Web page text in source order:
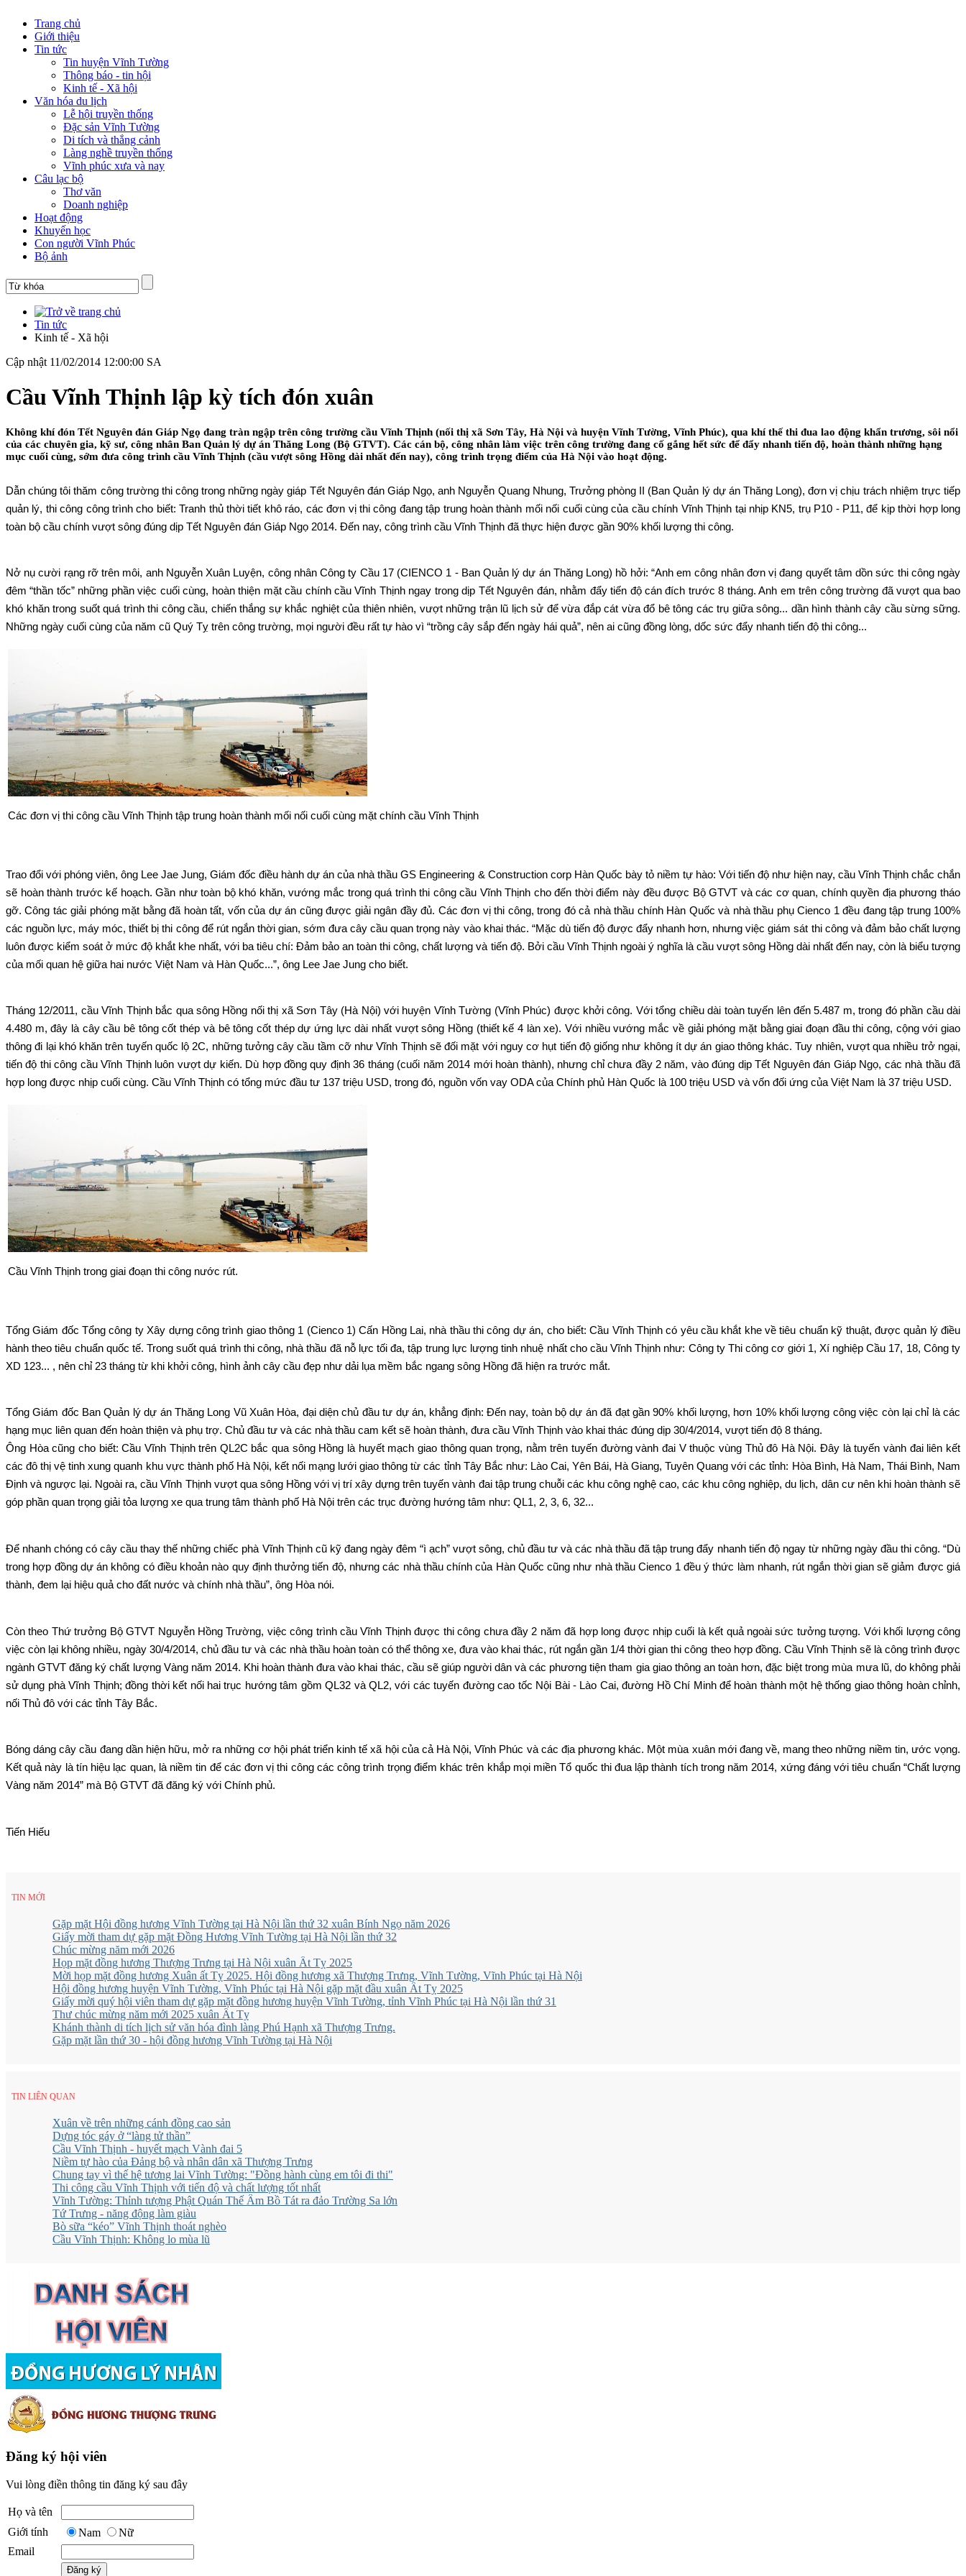
Trang chủ
Giới thiệu
Tin tức
Tin huyện Vĩnh Tường
Thông báo - tin hội
Kinh tế - Xã hội
Văn hóa du lịch
Lễ hội truyền thống
Đặc sản Vĩnh Tường
Di tích và thắng cảnh
Làng nghề truyền thống
Vĩnh phúc xưa và nay
Câu lạc bộ
Thơ văn
Doanh nghiệp
Hoạt động
Khuyến học
Con người Vĩnh Phúc
Bộ ảnh
Tin tức
Kinh tế - Xã hội
Cập nhật 11/02/2014 12:00:00 SA
Cầu Vĩnh Thịnh lập kỳ tích đón xuân
Không khí đón Tết Nguyên đán Giáp Ngọ đang tràn ngập trên công trường cầu Vĩnh Thịnh (nối thị xã Sơn Tây, Hà Nội và huyện Vĩnh Tường, Vĩnh Phúc), qua khí thế thi đua lao động khẩn trương, sôi nổi
của các chuyên gia, kỹ sư, công nhân Ban Quản lý dự án Thăng Long (Bộ GTVT). Các cán bộ, công nhân làm việc trên công trường đang cố gắng hết sức để đẩy nhanh tiến độ, hoàn thành những hạng
mục cuối cùng, sớm đưa công trình cầu Vĩnh Thịnh (cầu vượt sông Hồng dài nhất đến nay), công trình trọng điểm của Hà Nội vào hoạt động.
Dẫn chúng tôi thăm công trường thi công trong những ngày giáp Tết Nguyên đán Giáp Ngọ, anh Nguyễn Quang Nhung, Trưởng phòng II (Ban Quản lý dự án Thăng Long), đơn vị chịu trách nhiệm trực tiếp
quản lý, thi công công trình cho biết: Tranh thủ thời tiết khô ráo, các đơn vị thi công đang tập trung hoàn thành mối nối cuối cùng của cầu chính Vĩnh Thịnh tại nhịp KN5, trụ P10 - P11, để kịp thời hợp long
toàn bộ cầu chính vượt sông đúng dịp Tết Nguyên đán Giáp Ngọ 2014. Đến nay, công trình cầu Vĩnh Thịnh đã thực hiện được gần 90% khối lượng thi công.
Nở nụ cười rạng rỡ trên môi, anh Nguyễn Xuân Luyện, công nhân Công ty Cầu 17 (CIENCO 1 - Ban Quản lý dự án Thăng Long) hồ hởi: “Anh em công nhân đơn vị đang quyết tâm dồn sức thi công ngày
đêm “thần tốc” những phần việc cuối cùng, hoàn thiện mặt cầu chính cầu Vĩnh Thịnh ngay trong dịp Tết Nguyên đán, nhằm đẩy tiến độ cán đích trước 8 tháng. Anh em trên công trường đã vượt qua bao
khó khăn trong suốt quá trình thi công cầu, chiến thắng sự khắc nghiệt của thiên nhiên, vượt những trận lũ lịch sử để vừa đắp cát vừa đổ bê tông các trụ giữa sông... dần hình thành cây cầu sừng sững.
Những ngày cuối cùng của năm cũ Quý Tỵ trên công trường, mọi người đều rất tự hào vì “trồng cây sắp đến ngày hái quả”, nên ai cũng đồng lòng, dốc sức đẩy nhanh tiến độ thi công...
Các đơn vị thi công cầu Vĩnh Thịnh tập trung hoàn thành mối nối cuối cùng mặt chính cầu Vĩnh Thịnh
Trao đổi với phóng viên, ông Lee Jae Jung, Giám đốc điều hành dự án của nhà thầu GS Engineering & Construction corp Hàn Quốc bày tỏ niềm tự hào: Với tiến độ như hiện nay, cầu Vĩnh Thịnh chắc chắn
sẽ hoàn thành trước kế hoạch. Gần như toàn bộ khó khăn, vướng mắc trong quá trình thi công cầu Vĩnh Thịnh cho đến thời điểm này đều được Bộ GTVT và các cơ quan, chính quyền địa phương tháo
gỡ. Công tác giải phóng mặt bằng đã hoàn tất, vốn của dự án cũng được giải ngân đầy đủ. Các đơn vị thi công, trong đó cả nhà thầu chính Hàn Quốc và nhà thầu phụ Cienco 1 đều đang tập trung 100%
các nguồn lực, máy móc, thiết bị thi công để rút ngắn thời gian, sớm đưa cây cầu quan trọng này vào khai thác. “Mặc dù tiến độ được đẩy nhanh hơn, nhưng việc giám sát thi công và đảm bảo chất lượng
luôn được kiểm soát ở mức độ khắt khe nhất, với ba tiêu chí: Đảm bảo an toàn thi công, chất lượng và tiến độ. Bởi cầu Vĩnh Thịnh ngoài ý nghĩa là cầu vượt sông Hồng dài nhất đến nay, còn là biểu tượng
của mối quan hệ giữa hai nước Việt Nam và Hàn Quốc...”, ông Lee Jae Jung cho biết.
Tháng 12/2011, cầu Vĩnh Thịnh bắc qua sông Hồng nối thị xã Sơn Tây (Hà Nội) với huyện Vĩnh Tường (Vĩnh Phúc) được khởi công. Với tổng chiều dài toàn tuyến lên đến 5.487 m, trong đó phần cầu dài
4.480 m, đây là cây cầu bê tông cốt thép và bê tông cốt thép dự ứng lực dài nhất vượt sông Hồng (thiết kế 4 làn xe). Với nhiều vướng mắc về giải phóng mặt bằng giai đoạn đầu thi công, cộng với giao
thông đi lại khó khăn trên tuyến quốc lộ 2C, những tưởng cây cầu tầm cỡ như Vĩnh Thịnh sẽ đối mặt với nguy cơ hụt tiến độ giống như không ít dự án giao thông khác. Tuy nhiên, vượt qua nhiều trở ngại,
tiến độ thi công cầu Vĩnh Thịnh luôn vượt dự kiến. Dù hợp đồng quy định 36 tháng (cuối năm 2014 mới hoàn thành), nhưng chỉ chưa đầy 2 năm, vào đúng dịp Tết Nguyên đán Giáp Ngọ, các nhà thầu đã
hợp long được nhịp cuối cùng. Cầu Vĩnh Thịnh có tổng mức đầu tư 137 triệu USD, trong đó, nguồn vốn vay ODA của Chính phủ Hàn Quốc là 100 triệu USD và vốn đối ứng của Việt Nam là 37 triệu USD.
Cầu Vĩnh Thịnh trong giai đoạn thi công nước rút.
Tổng Giám đốc Tổng công ty Xây dựng công trình giao thông 1 (Cienco 1) Cấn Hồng Lai, nhà thầu thi công dự án, cho biết: Cầu Vĩnh Thịnh có yêu cầu khắt khe về tiêu chuẩn kỹ thuật, được quản lý điều
hành theo tiêu chuẩn quốc tế. Trong suốt quá trình thi công, nhà thầu đã nỗ lực tối đa, tập trung lực lượng tinh nhuệ nhất cho cầu Vĩnh Thịnh như: Công ty Thi công cơ giới 1, Xí nghiệp Cầu 17, 18, Công ty
XD 123... , nên chỉ 23 tháng từ khi khởi công, hình ảnh cây cầu đẹp như dải lụa mềm bắc ngang sông Hồng đã hiện ra trước mắt.
Tổng Giám đốc Ban Quản lý dự án Thăng Long Vũ Xuân Hòa, đại diện chủ đầu tư dự án, khẳng định: Đến nay, toàn bộ dự án đã đạt gần 90% khối lượng, hơn 10% khối lượng công việc còn lại chỉ là các
hạng mục liên quan đến hoàn thiện và phụ trợ. Chủ đầu tư và các nhà thầu cam kết sẽ hoàn thành, đưa cầu Vĩnh Thịnh vào khai thác đúng dịp 30/4/2014, vượt tiến độ 8 tháng.
Ông Hòa cũng cho biết: Cầu Vĩnh Thịnh trên QL2C bắc qua sông Hồng là huyết mạch giao thông quan trọng, nằm trên tuyến đường vành đai V thuộc vùng Thủ đô Hà Nội. Đây là tuyến vành đai liên kết
các đô thị vệ tinh xung quanh khu vực thành phố Hà Nội, kết nối mạng lưới giao thông từ các tỉnh Tây Bắc như: Lào Cai, Yên Bái, Hà Giang, Tuyên Quang với các tỉnh: Hòa Bình, Hà Nam, Thái Bình, Nam
Định và ngược lại. Ngoài ra, cầu Vĩnh Thịnh vượt qua sông Hồng với vị trí xây dựng trên tuyến vành đai tập trung chuỗi các khu công nghệ cao, các khu công nghiệp, du lịch, dân cư nên khi hoàn thành sẽ
góp phần quan trọng giải tỏa lượng xe qua trung tâm thành phố Hà Nội trên các trục đường hướng tâm như: QL1, 2, 3, 6, 32...
Để nhanh chóng có cây cầu thay thế những chiếc phà Vĩnh Thịnh cũ kỹ đang ngày đêm “ì ạch” vượt sông, chủ đầu tư và các nhà thầu đã tập trung đẩy nhanh tiến độ ngay từ những ngày đầu thi công. “Dù
trong hợp đồng dự án không có điều khoản nào quy định thưởng tiến độ, nhưng các nhà thầu chính của Hàn Quốc cũng như nhà thầu Cienco 1 đều ý thức làm nhanh, rút ngắn thời gian sẽ giảm được giá
thành, đem lại hiệu quả cho đất nước và chính nhà thầu”, ông Hòa nói.
Còn theo Thứ trưởng Bộ GTVT Nguyễn Hồng Trường, việc công trình cầu Vĩnh Thịnh được thi công chưa đầy 2 năm đã hợp long được nhịp cuối là kết quả ngoài sức tưởng tượng. Với khối lượng công
việc còn lại không nhiều, ngày 30/4/2014, chủ đầu tư và các nhà thầu hoàn toàn có thể thông xe, đưa vào khai thác, rút ngắn gần 1/4 thời gian thi công theo hợp đồng. Cầu Vĩnh Thịnh sẽ là công trình được
ngành GTVT đăng ký chất lượng Vàng năm 2014. Khi hoàn thành đưa vào khai thác, cầu sẽ giúp người dân và các phương tiện tham gia giao thông an toàn hơn, đặc biệt trong mùa mưa lũ, do không phải
sử dụng phà Vĩnh Thịnh; đồng thời kết nối hai trục hướng tâm gồm QL32 và QL2, với các tuyến đường cao tốc Nội Bài - Lào Cai, đường Hồ Chí Minh để hoàn thành một hệ thống giao thông hoàn chỉnh,
nối Thủ đô với các tỉnh Tây Bắc.
Bóng dáng cây cầu đang dần hiện hữu, mở ra những cơ hội phát triển kinh tế xã hội của cả Hà Nội, Vĩnh Phúc và các địa phương khác. Một mùa xuân mới đang về, mang theo những niềm tin, ước vọng.
Kết quả này là tín hiệu lạc quan, là niềm tin để các đơn vị thi công các công trình trọng điểm khác trên khắp mọi miền Tổ quốc thi đua lập thành tích trong năm 2014, xứng đáng với tiêu chuẩn “Chất lượng
Vàng năm 2014” mà Bộ GTVT đã đăng ký với Chính phủ.
Tiến Hiếu
TIN MỚI
Gặp mặt Hội đồng hương Vĩnh Tường tại Hà Nội lần thứ 32 xuân Bính Ngọ năm 2026
Giấy mời tham dự gặp mặt Đồng Hương Vĩnh Tường tại Hà Nội lần thứ 32
Chúc mừng năm mới 2026
Họp mặt đồng hương Thượng Trưng tại Hà Nội xuân Ất Tỵ 2025
Mời họp mặt đồng hương Xuân ất Tỵ 2025. Hội đồng hương xã Thượng Trưng, Vĩnh Tường, Vĩnh Phúc tại Hà Nội
Hội đồng hương huyện Vĩnh Tường, Vĩnh Phúc tại Hà Nội gặp mặt đầu xuân Ất Tỵ 2025
Giấy mời quý hội viên tham dự gặp mặt đồng hương huyện Vĩnh Tường, tỉnh Vĩnh Phúc tại Hà Nội lần thứ 31
Thư chúc mừng năm mới 2025 xuân Ất Tỵ
Khánh thành di tích lịch sử văn hóa đình làng Phú Hạnh xã Thượng Trưng.
Gặp mặt lần thứ 30 - hội đồng hương Vĩnh Tường tại Hà Nội
TIN LIÊN QUAN
Xuân về trên những cánh đồng cao sản
Dựng tóc gáy ở “làng tử thần”
Cầu Vĩnh Thịnh - huyết mạch Vành đai 5
Niềm tự hào của Đảng bộ và nhân dân xã Thượng Trưng
Chung tay vì thế hệ tương lai Vĩnh Tường: "Đồng hành cùng em tôi đi thi"
Thi công cầu Vĩnh Thịnh với tiến độ và chất lượng tốt nhất
Vĩnh Tường: Thỉnh tượng Phật Quán Thế Âm Bồ Tát ra đảo Trường Sa lớn
Tứ Trưng - năng động làm giàu
Bò sữa “kéo” Vĩnh Thịnh thoát nghèo
Cầu Vĩnh Thịnh: Không lo mùa lũ
Đăng ký hội viên
Vui lòng điền thông tin đăng ký sau đây
Họ và tên
Giới tính
Nam
Nữ
Email